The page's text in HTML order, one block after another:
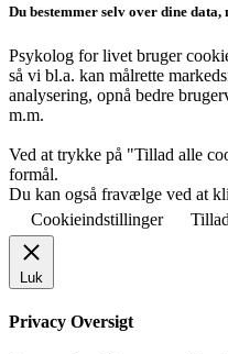
Du bestemmer selv over dine data,
Psykolog for livet bruger
så vi bl.a. kan målrette
analysering, opnå bedre
m.m.
Ved at trykke på "Tillad alle
formål.
Du kan også fravælge ved at
Cookieindstillinger
Luk
Privacy Oversigt